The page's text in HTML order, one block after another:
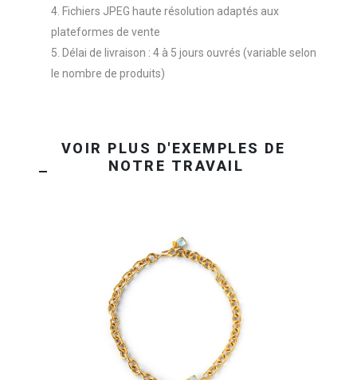
Fichiers JPEG haute résolution adaptés aux
plateformes de vente
Délai de livraison : 4 à 5 jours ouvrés (variable selon
le nombre de produits)
OBTENEZ VOTRE DEVIS EN 24H